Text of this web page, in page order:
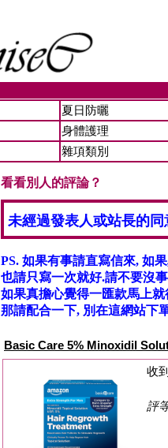
夏日防曬
身體護理
雜項類別
看看別人的評論？
未經過發表人或站長的
PS. 如果有事請直寫信來, 如
也請只寫一次就好.請不要沒
如果真擔心覺得一匯款馬上
那請配合一下, 別在這網站下
Basic Care 5% Minoxidil
收
評